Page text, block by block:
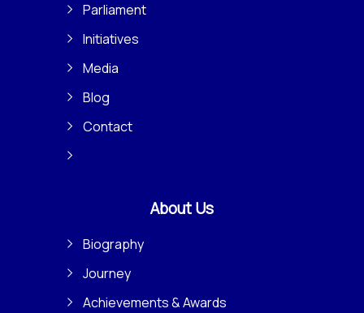
Parliament
Initiatives
Media
Blog
Contact
About Us
Biography
Journey
Achievements & Awards